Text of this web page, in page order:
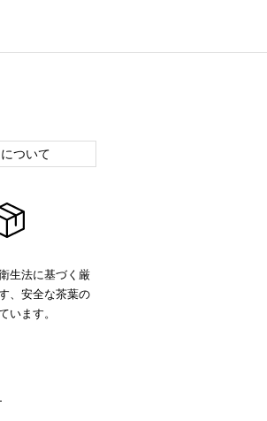
ついて
生法に基づく厳
、安全な茶葉の
います。